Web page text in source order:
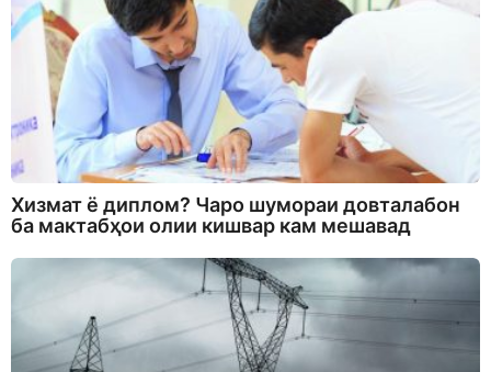
Хизмат ё диплом? Чаро шумораи довталабон
ба мактабҳои олии кишвар кам мешавад